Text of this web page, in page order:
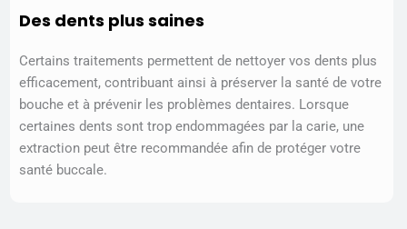
Des dents plus saines
Certains traitements permettent de nettoyer vos dents plus
efficacement, contribuant ainsi à préserver la santé de votre
bouche et à prévenir les problèmes dentaires. Lorsque
certaines dents sont trop endommagées par la carie, une
extraction peut être recommandée afin de protéger votre
santé buccale.